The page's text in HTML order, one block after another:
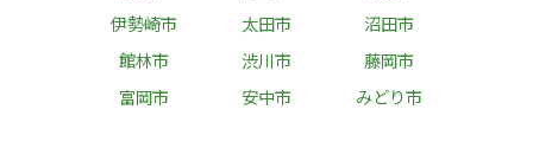
伊勢崎市
太田市
沼田市
館林市
渋川市
藤岡市
富岡市
安中市 みどり市